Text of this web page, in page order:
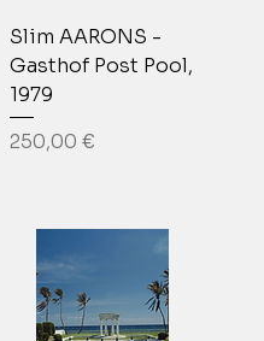
Slim AARONS -
Gasthof Post Pool,
1979
Prix
250,00 €